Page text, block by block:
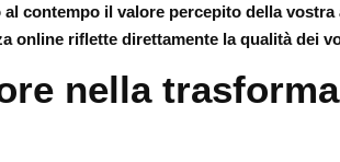
contempo il valore percepito della
online riflette direttamente la qualità dei
nella